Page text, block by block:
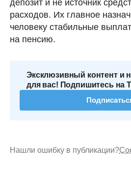
депозит и не источник
расходов. Их главное
человеку стабильные
на пенсию.
Эксклюзивный контент и
для вас! Подпишитесь на
Нашли ошибку в публикации?